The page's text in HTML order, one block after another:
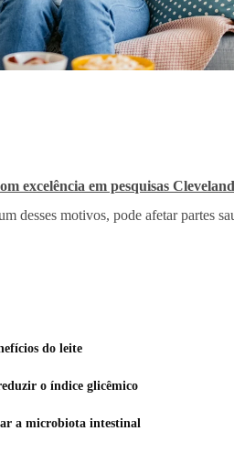
excelência em pesquisas
desses motivos, pode afetar partes
do leite
o índice glicêmico
a microbiota intestinal